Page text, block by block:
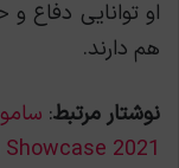
او توانایی دفاع
هم دارند.
نوشتار مرتبط:
2021